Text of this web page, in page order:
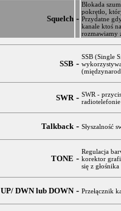
Squelch -
Blokada
pokrętło,
Przydatne
kanale ktoś
rozmawiamy
SSB -
SSB (Single
SWR - SWR -
radiotelefonie
Talkback - Słyszalność
TONE -
Regulacja
korektor
się z
UP/ DWN lub DOWN - Przełącznik